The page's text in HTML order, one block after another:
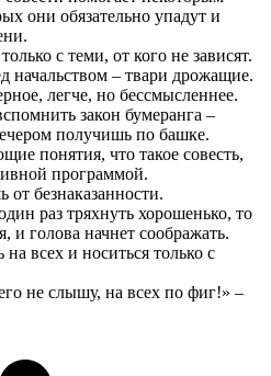
они обязательно упадут и
с теми, от кого не зависят.
начальством – твари дрожащие.
легче, но бессмысленнее.
закон бумеранга –
получишь по башке.
понятия, что такое совесть,
программой.
безнаказанности.
раз тряхнуть хорошенько, то
и голова начнет соображать.
на всех и носиться только с
не слышу, на всех по фиг!» –